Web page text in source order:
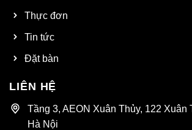
Thực đơn
Tin tức
Đặt bàn
LIÊN HỆ
Tầng 3, AEON Xuân Thủy, 122 Xuân
Hà Nội